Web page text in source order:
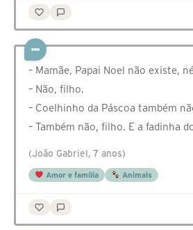
– Mamãe, Papai Noel não existe,
– Não, filho.
– Coelhinho da Páscoa também
– Também não, filho. E a fadinha
(João Gabriel, 7 anos)
Amor e família Animais